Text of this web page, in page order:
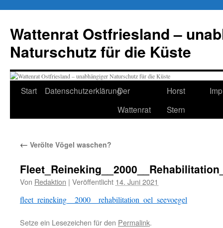
springen
Wattenrat Ostfriesland –
Naturschutz für die Küste
Start DatenschutzerklärungDer
Wattenrat
Horst
Stern
← Verölte Vögel waschen?
Von Redaktion | Veröffentlicht 14. Juni 2021
fleet_reineking__2000__rehabilitation_oel_seevoegel
Setze ein Lesezeichen für den Permalink.